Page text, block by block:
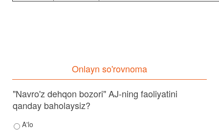
Onlayn so'rovnoma
"Navro'z dehqon bozori" AJ-ning faoliyatini
qanday baholaysiz?
A'lo